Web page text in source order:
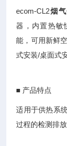
ecom-CL2烟
器，内置热敏
能，可用新鲜
式安装/桌面式
■ 产品特点
适用于供热系
过程的检测排放